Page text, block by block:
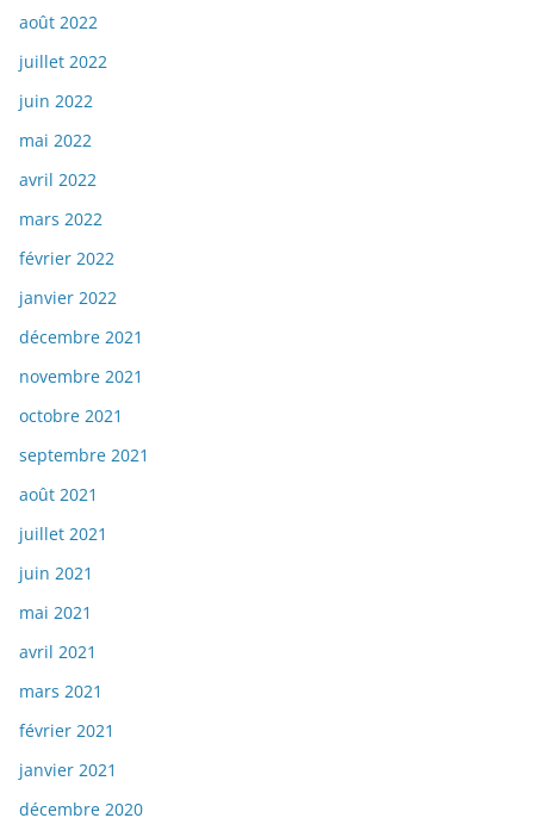
août 2022
juillet 2022
juin 2022
mai 2022
avril 2022
mars 2022
février 2022
janvier 2022
décembre 2021
novembre 2021
octobre 2021
septembre 2021
août 2021
juillet 2021
juin 2021
mai 2021
avril 2021
mars 2021
février 2021
janvier 2021
décembre 2020